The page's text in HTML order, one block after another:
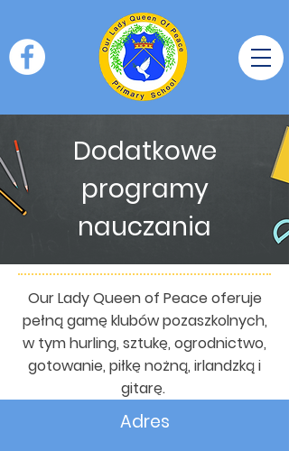
Dodatkowe
programy
nauczania
Our Lady Queen of Peace oferuje
pełną gamę klubów pozaszkolnych,
w tym hurling, sztukę, ogrodnictwo,
gotowanie, piłkę nożną, irlandzką i
gitarę.
Adres